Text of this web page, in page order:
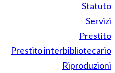
Statuto
Servizi
Prestito
Prestito interbibliotecario
Riproduzioni